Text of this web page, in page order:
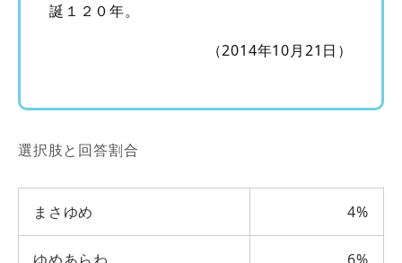
誕１２０年。
（2014年10月21日）
選択肢と回答割合
まさゆめ 4%